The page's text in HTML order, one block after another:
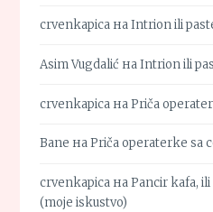
crvenkapica наIntrion ili
Asim Vugdalić наIntrion ili
crvenkapica наPriča
Bane наPriča operaterke sa
crvenkapica наPancir kafa,
(moje iskustvo)